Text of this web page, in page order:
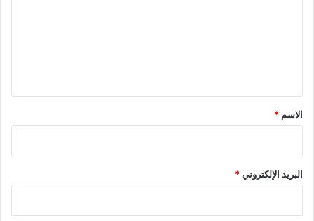
*
الاسم *
البريد الإلكتروني*